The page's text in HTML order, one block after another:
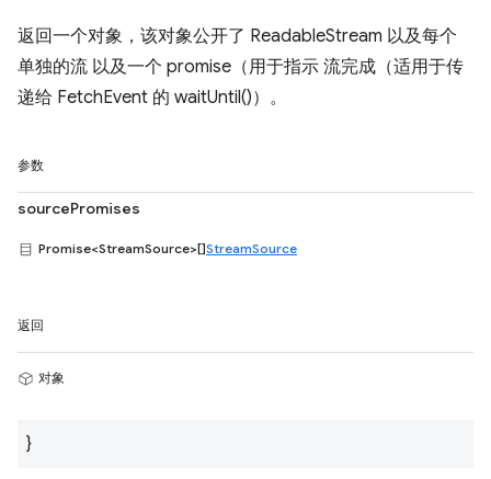
返回一个对象，该对象公开了 ReadableStream 以及每个
单独的流 以及一个 promise（用于指示 流完成（适用于传
递给 FetchEvent 的 waitUntil()）。
参数
sourcePromises
Promise<StreamSource>[]StreamSource
返回
对象
}